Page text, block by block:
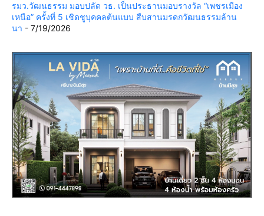
รมว.วัฒนธรรม มอบปลัด วธ. เป็นประธานมอบรางวัล “เพชรเมือง
เหนือ” ครั้งที่ 5 เชิดชูบุคคลต้นแบบ สืบสานมรดกวัฒนธรรมล้าน
นา - 7/19/2026